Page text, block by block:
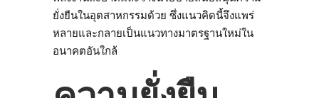
ยั่งยืนในอุตสาหกรรมด้วย ซึ่งแนวคิดนี้จึงแพร่
หลายและกลายเป็นแนวทางมาตรฐานใหม่ใน
อนาคตอันใกล้